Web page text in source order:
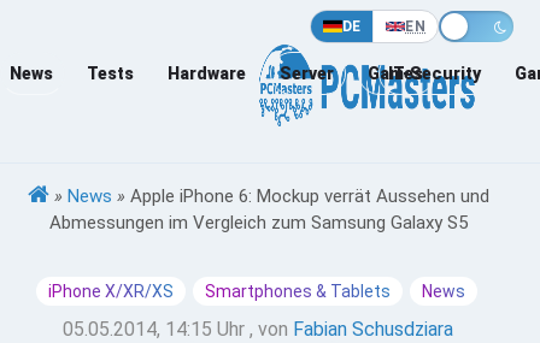
DE EN
News Tests Hardware Server Games
IT-Security
» News » Apple iPhone 6: Mockup verrät Aussehen und
Abmessungen im Vergleich zum Samsung Galaxy S5
iPhone X/XR/XS Smartphones & Tablets News
05.05.2014, 14:15 Uhr , von Fabian Schusdziara